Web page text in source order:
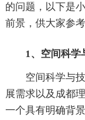
的问题，以下是
前景，供大家参考
1、空间科学
空间科学与
展需求以及成都
一个具有明确背